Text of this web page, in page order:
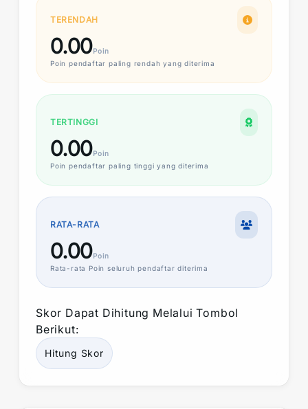
TERENDAH
0.00Poin
Poin pendaftar paling rendah yang diterima
TERTINGGI
0.00Poin
Poin pendaftar paling tinggi yang diterima
RATA-RATA
0.00Poin
Rata-rata Poin seluruh pendaftar diterima
Skor Dapat Dihitung Melalui Tombol
Berikut:
Hitung Skor